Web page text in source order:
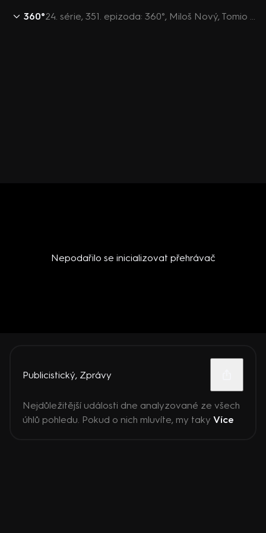
360° 24. série, 351. epizoda: 360°, Miloš Nový, Tomio Okamura, Jiří Pospíšil, Alexandra Udženija, Miroslav Korecký - 16.12. v 22:26
Nepodařilo se inicializovat přehrávač
Publicistický, Zprávy
Nejdůležitější události dne analyzované ze všech
úhlů pohledu. Pokud o nich mluvíte, my taky Více